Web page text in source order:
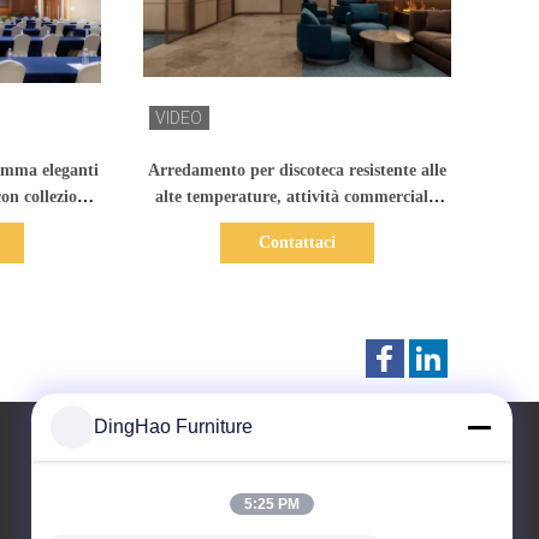
eleganti
collezione
Arredamento per discoteca resistente alle
alte temperature, attività commerciale,
arredamento moderno per club
Contattaci
DingHao Furniture
5:25 PM